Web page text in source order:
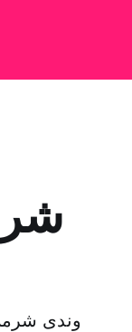
وندی